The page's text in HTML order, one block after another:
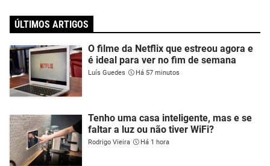
ÚLTIMOS ARTIGOS
O filme da Netflix que estreou agora e
é ideal para ver no fim de semana
Luís Guedes Há 57 minutos
Tenho uma casa inteligente, mas e se
faltar a luz ou não tiver WiFi?
Rodrigo Vieira Há 1 hora